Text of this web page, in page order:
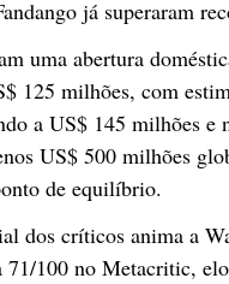
já superaram
uma abertura
125 milhões, com
a US$ 145 milhões e
US$ 500 milhões
de equilíbrio.
dos críticos anima a
71/100 no Metacritic,